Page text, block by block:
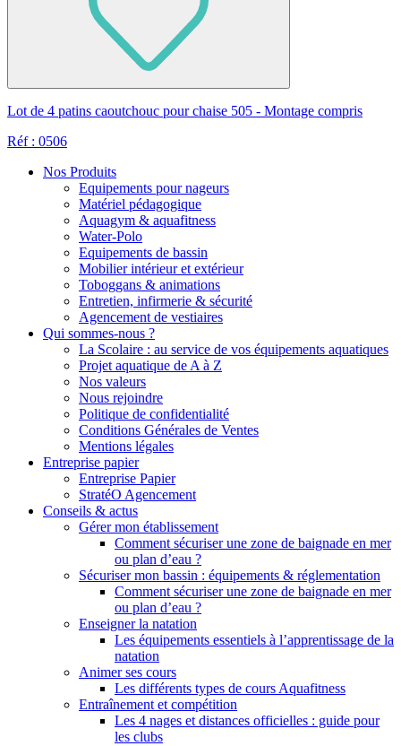
Lot de 4 patins caoutchouc pour chaise 505 - Montage compris
Réf : 0506
Nos Produits
Equipements pour nageurs
Matériel pédagogique
Aquagym & aquafitness
Water-Polo
Equipements de bassin
Mobilier intérieur et extérieur
Toboggans & animations
Entretien, infirmerie & sécurité
Agencement de vestiaires
Qui sommes-nous ?
La Scolaire : au service de vos équipements aquatiques
Projet aquatique de A à Z
Nos valeurs
Nous rejoindre
Politique de confidentialité
Conditions Générales de Ventes
Mentions légales
Entreprise papier
Entreprise Papier
StratéO Agencement
Conseils & actus
Gérer mon établissement
Comment sécuriser une zone de baignade en mer
ou plan d’eau ?
Sécuriser mon bassin : équipements & réglementation
Comment sécuriser une zone de baignade en mer
ou plan d’eau ?
Enseigner la natation
Les équipements essentiels à l’apprentissage de la
natation
Animer ses cours
Les différents types de cours Aquafitness
Entraînement et compétition
Les 4 nages et distances officielles : guide pour
les clubs